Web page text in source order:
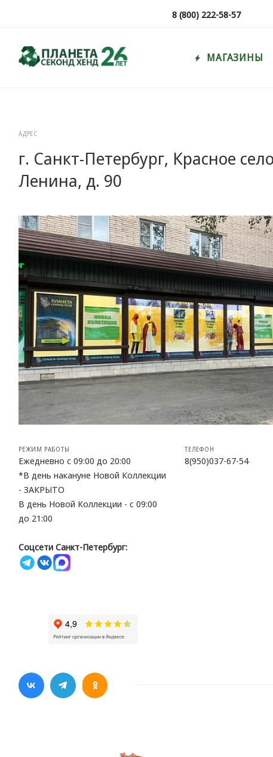
8 (800) 222-58-57
МАГАЗИНЫ
АДРЕС
г. Санкт-Петербург, Красное
Ленина, д. 90
РЕЖИМ РАБОТЫ
Ежедневно с 09:00 до 20:00
*В день накануне Новой Коллекции
- ЗАКРЫТО
В день Новой Коллекции - с 09:00
до 21:00
Соцсети Санкт-Петербург:
ТЕЛЕФОН
8(950)037-67-54